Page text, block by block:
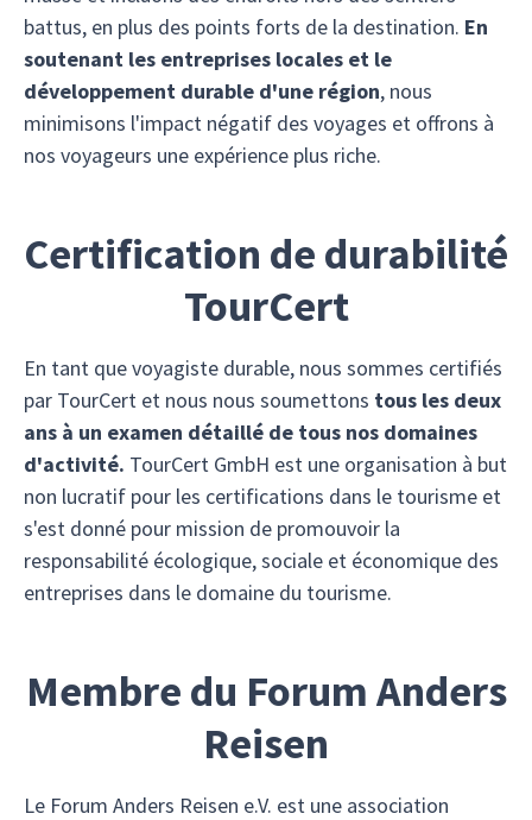
battus, en plus des points forts de la destination. En
soutenant les entreprises locales et le
développement durable d'une région, nous
minimisons l'impact négatif des voyages et offrons à
nos voyageurs une expérience plus riche.
Certification de durabilité
TourCert
En tant que voyagiste durable, nous sommes certifiés
par TourCert et nous nous soumettons tous les deux
ans à un examen détaillé de tous nos domaines
d'activité. TourCert GmbH est une organisation à but
non lucratif pour les certifications dans le tourisme et
s'est donné pour mission de promouvoir la
responsabilité écologique, sociale et économique des
entreprises dans le domaine du tourisme.
Membre du Forum Anders
Reisen
Le Forum Anders Reisen e.V. est une association